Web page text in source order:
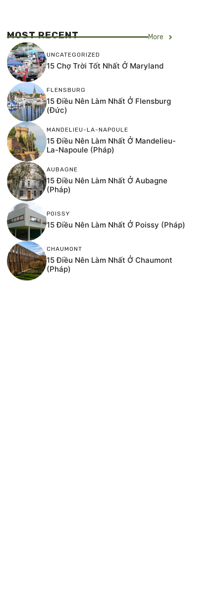
MOST RECENT More
UNCATEGORIZED
15 Chợ Trời Tốt Nhất Ở Maryland
FLENSBURG
15 Điều Nên Làm Nhất Ở Flensburg
(Đức)
MANDELIEU-LA-NAPOULE
15 Điều Nên Làm Nhất Ở Mandelieu-
La-Napoule (Pháp)
AUBAGNE
15 Điều Nên Làm Nhất Ở Aubagne
(Pháp)
POISSY
15 Điều Nên Làm Nhất Ở Poissy (Pháp)
CHAUMONT
15 Điều Nên Làm Nhất Ở Chaumont
(Pháp)